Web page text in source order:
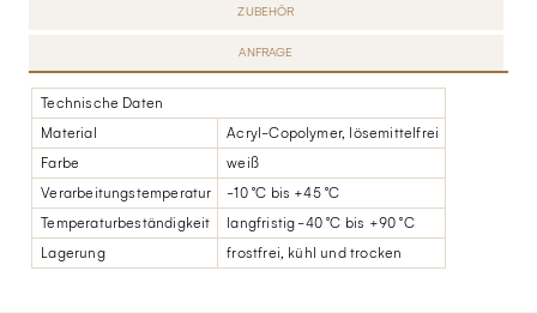
ZUBEHÖR
ANFRAGE
Technische Daten
Material
Acryl-Copolymer, lösemittelfrei
Farbe
weiß
Verarbeitungstemperatur
-10 °C bis +45 °C
Temperaturbeständigkeit
langfristig -40 °C bis +90 °C
Lagerung
frostfrei, kühl und trocken